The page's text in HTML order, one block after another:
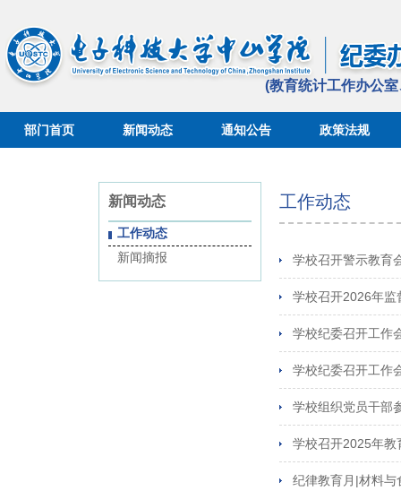
(教育统计工作办公
部门首页 新闻动态 通知公告 政策法规
新闻动态
工作动态
新闻摘报
工作动态
学校召开警示教育
学校召开2026年监
学校纪委召开工作
学校纪委召开工作
学校组织党员干部
学校召开2025年教
纪律教育月|材料与